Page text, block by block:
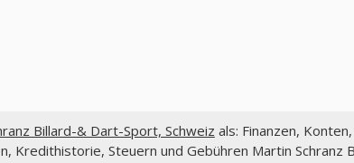
Billard-& Dart-Sport, Schweiz als: Finanzen,
Kredithistorie, Steuern und Gebühren Martin Schranz